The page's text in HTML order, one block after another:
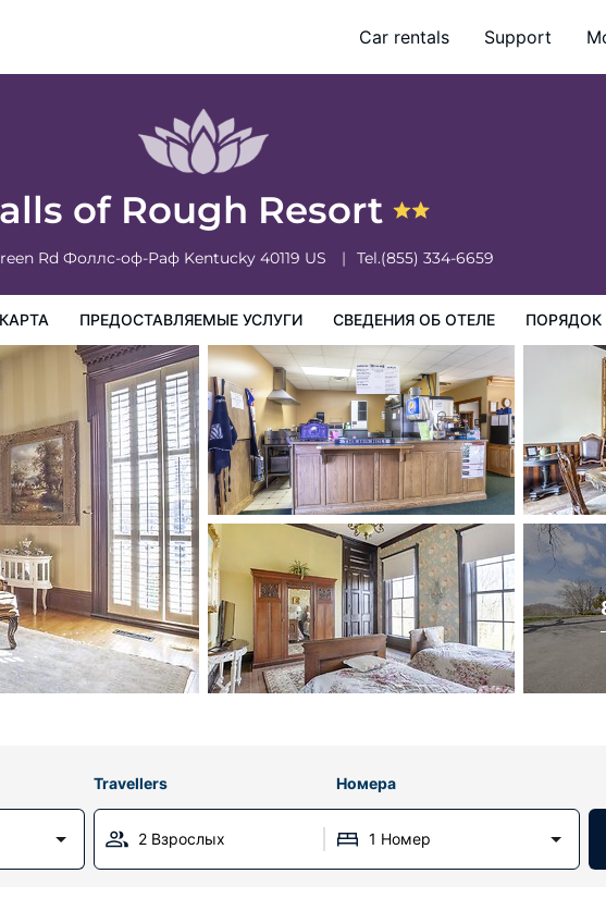
Car rentals Support
of Rough Resort
Rd Фоллс-оф-Раф Kentucky 40119 US Tel.(855) 334-6659
КАРТА ПРЕДОСТАВЛЯЕМЫЕ УСЛУГИ СВЕДЕНИЯ ОБ ОТЕЛЕ ПОРЯДОК
Порядок проживания в Отеле
Travellers Номера
2 Взрослых 1 Номер